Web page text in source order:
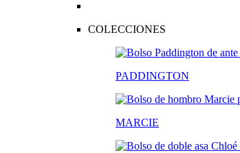
COLECCIONES
PADDINGTON
MARCIE